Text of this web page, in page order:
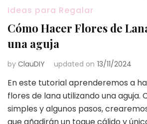
Ideas para Regalar
Cómo Hacer Flores de
una aguja
by ClauDIY updated on 13/11/2024
En este tutorial aprenderemos a
flores de lana utilizando una aguja.
simples y algunos pasos,
que añadirán un toque cálido y